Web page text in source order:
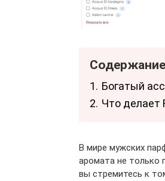
1. Богатый
2. Что делает
В мире мужских
аромата не только
вы стремитесь к